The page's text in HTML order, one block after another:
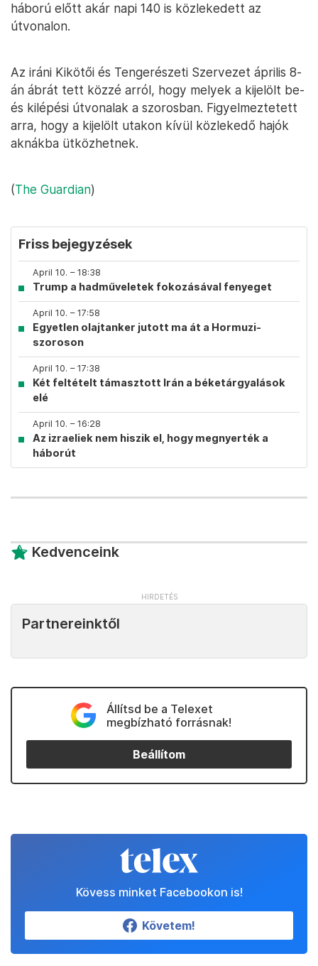
háború előtt akár napi 140 is közlekedett az
útvonalon.
Az iráni Kikötői és Tengerészeti Szervezet április 8-
án ábrát tett közzé arról, hogy melyek a kijelölt be-
és kilépési útvonalak a szorosban. Figyelmeztetett
arra, hogy a kijelölt utakon kívül közlekedő hajók
aknákba ütközhetnek.
(The Guardian)
Friss bejegyzések
April 10. – 18:38
Trump a hadműveletek fokozásával fenyeget
April 10. – 17:58
Egyetlen olajtanker jutott ma át a Hormuzi-
szoroson
April 10. – 17:38
Két feltételt támasztott Irán a béketárgyalások
elé
April 10. – 16:28
Az izraeliek nem hiszik el, hogy megnyerték a
háborút
Kedvenceink
Partnereinktől
Állítsd be a Telexet
megbízható forrásnak!
Beállítom
Kövess minket Facebookon is!
Követem!